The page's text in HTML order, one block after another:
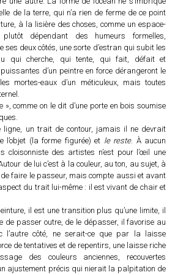
de la terre, qui n’a rien de ferme de ce point
à la lisière des choses, comme un espace-
dépendant des humeurs formelles,
ses deux côtés, une sorte d’estran qui subit les
qui cherche, qui tente, qui fait, défait et
d’un peintre en force dérangeront le
mortes-eaux d’un méticuleux, mais toutes
comme on le dit d’une porte en bois soumise
ligne, un trait de contour, jamais il ne devrait
l’objet (la forme figurée) et le reste. À aucun
cloisonniste des artistes n’est pour l’œil une
de lui c’est à la couleur, au ton, au sujet, à
de faire le passeur, mais compte aussi et avant
du trait lui-même : il est vivant de chair et
il est une transition plus qu’une limite, il
de passer outre, de le dépasser, il favorise au
l’autre côté, ne serait-ce que par la laisse
de tentatives et de repentirs, une laisse riche
des couleurs anciennes, recouvertes
ajustement précis qui nierait la palpitation de